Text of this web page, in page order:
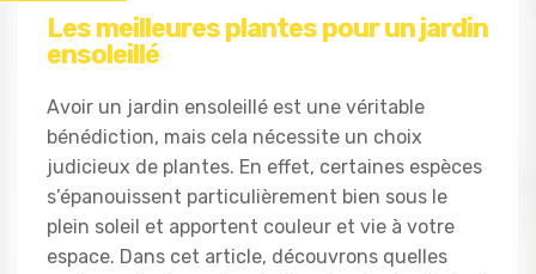
Les meilleures plantes pour un jardin
ensoleillé
Avoir un jardin ensoleillé est une véritable
bénédiction, mais cela nécessite un choix
judicieux de plantes. En effet, certaines espèces
s’épanouissent particulièrement bien sous le
plein soleil et apportent couleur et vie à votre
espace. Dans cet article, découvrons quelles